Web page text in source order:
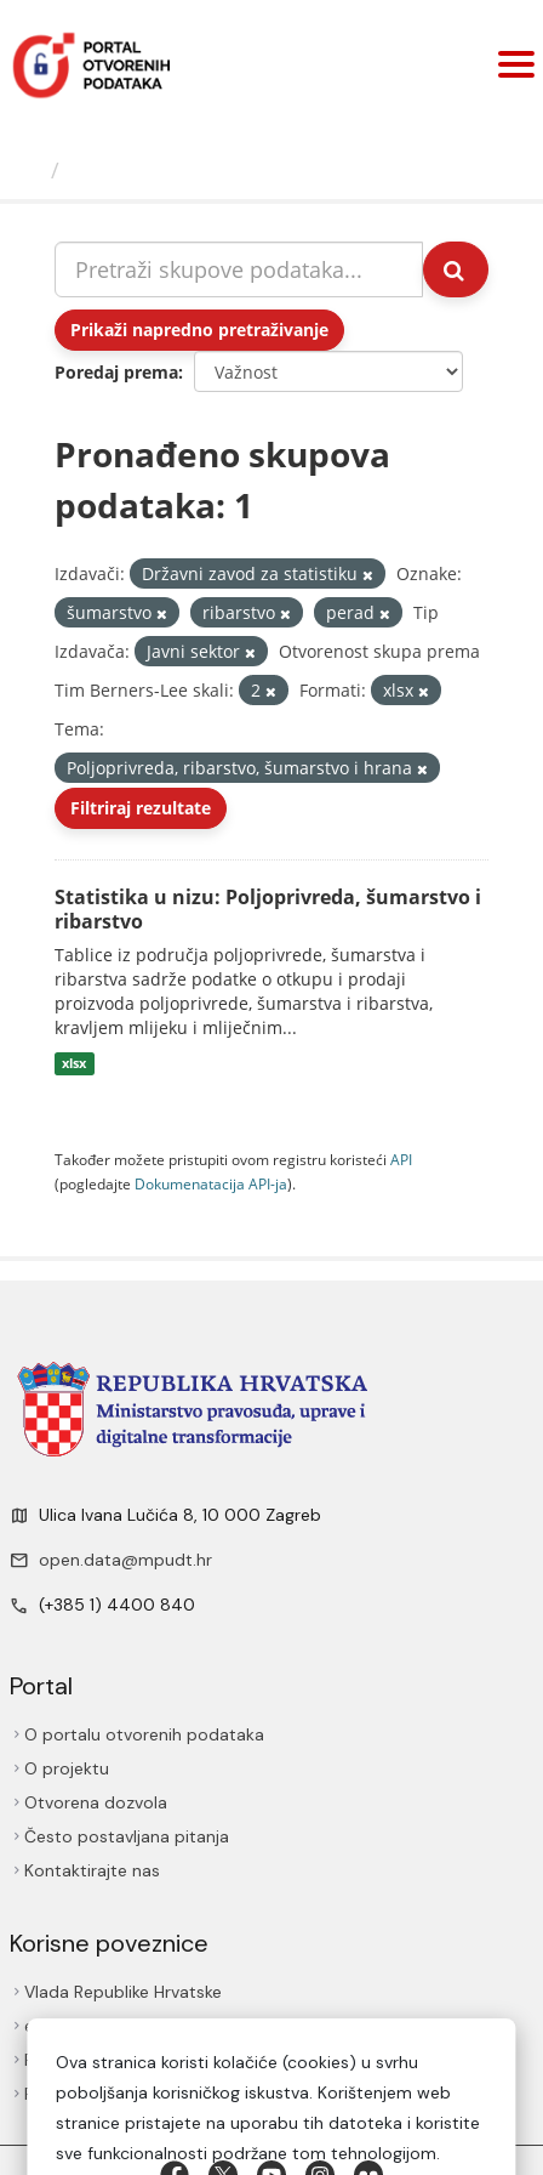
sadržaj
Prikaži napredno pretraživanje
Poredaj prema
Pronađeno skupova
podataka: 1
Izdavači: Državni zavod za statistiku
Oznake:
šumarstvo
ribarstvo perad
Tip
Izdavača:
Javni sektor
Otvorenost skupa prema
Tim Berners-Lee skali:
2 Formati:
xlsx
Tema:
Poljoprivreda, ribarstvo, šumarstvo i hrana
Filtriraj rezultate
Statistika u nizu: Poljoprivreda, šumarstvo i
ribarstvo
Tablice iz područja poljoprivrede, šumarstva i
ribarstva sadrže podatke o otkupu i prodaji
proizvoda poljoprivrede, šumarstva i ribarstva,
kravljem mlijeku i mliječnim...
xlsx
Također možete pristupiti ovom registru koristeći API
(pogledajte Dokumenаtаcijа API-jа).